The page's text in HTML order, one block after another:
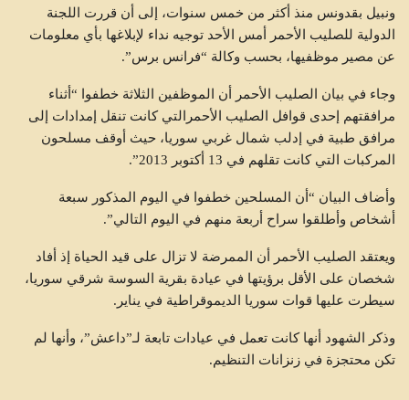
ونبيل بقدونس منذ أكثر من خمس سنوات، إلى أن قررت اللجنة
الدولية للصليب الأحمر أمس الأحد توجيه نداء لإبلاغها بأي معلومات
عن مصير موظفيها، بحسب وكالة “فرانس برس”.
وجاء في بيان الصليب الأحمر أن الموظفين الثلاثة خطفوا “أثناء
مرافقتهم إحدى قوافل الصليب الأحمرالتي كانت تنقل إمدادات إلى
مرافق طبية في إدلب شمال غربي سوريا، حيث أوقف مسلحون
المركبات التي كانت تقلهم في 13 أكتوبر 2013”.
وأضاف البيان “أن المسلحين خطفوا في اليوم المذكور سبعة
أشخاص وأطلقوا سراح أربعة منهم في اليوم التالي”.
ويعتقد الصليب الأحمر أن الممرضة لا تزال على قيد الحياة إذ أفاد
شخصان على الأقل برؤيتها في عيادة بقرية السوسة شرقي سوريا،
سيطرت عليها قوات سوريا الديموقراطية في يناير.
وذكر الشهود أنها كانت تعمل في عيادات تابعة لـ”داعش”، وأنها لم
تكن محتجزة في زنزانات التنظيم.